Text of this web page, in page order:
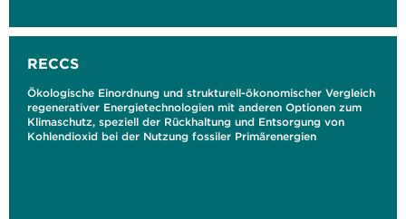
RECCS
Ökologische Einordnung und strukturell-ökonomischer Vergleich
regenerativer Energietechnologien mit anderen Optionen zum
Klimaschutz, speziell der Rückhaltung und Entsorgung von
Kohlendioxid bei der Nutzung fossiler Primärenergien